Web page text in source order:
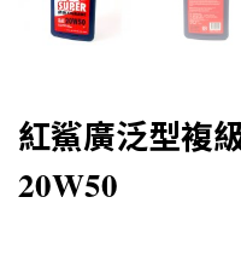
紅鯊廣泛型複
20W50